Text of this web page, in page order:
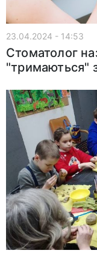
23.04.2024 - 14:53
Стоматолог
"тримаються"